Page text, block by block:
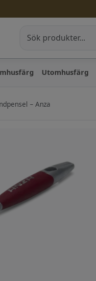
Utomhusfärg
– Anza